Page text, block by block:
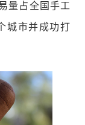
量占全国手工
城市并成功打